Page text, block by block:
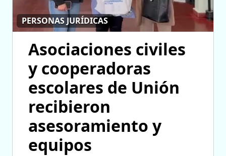
PERSONAS JURÍDICAS
Asociaciones civiles
y cooperadoras
escolares de Unión
recibieron
asesoramiento y
equipos